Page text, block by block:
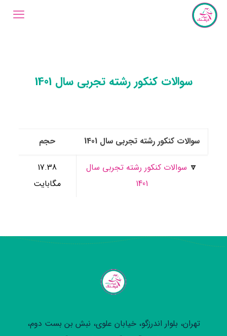
سوالات کنکور رشته تجربی سال 1401
سوالات کنکور رشته تجربی سال 1401 حجم
🔽 سوالات کنکور رشته تجربی سال
1401
17.38
مگابایت
تهران، بلوار اندرزگو، خیابان علوی، نبش بن بست دوم،